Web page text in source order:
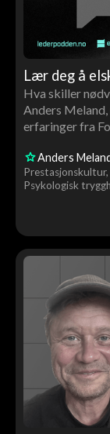
Lær deg å
Hva skiller
Anders
erfaringer fra
motivasjon,
livet
Anders
Prestasjonskultur
Psykologisk